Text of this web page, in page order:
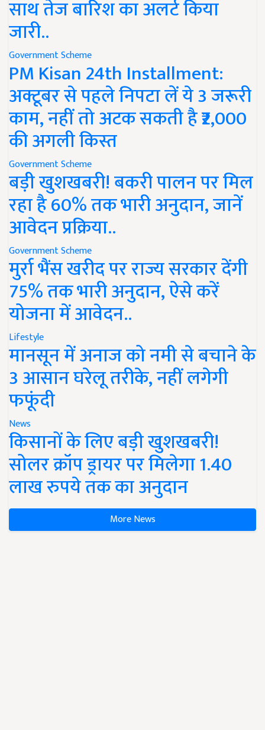
साथ तेज बारिश का अलर्ट किया
जारी..
Government Scheme
PM Kisan 24th Installment:
अक्टूबर से पहले निपटा लें ये 3 जरूरी
काम, नहीं तो अटक सकती है ₹2,000
की अगली किस्त
Government Scheme
बड़ी खुशखबरी! बकरी पालन पर मिल
रहा है 60% तक भारी अनुदान, जानें
आवेदन प्रक्रिया..
Government Scheme
मुर्रा भैंस खरीद पर राज्य सरकार देंगी
75% तक भारी अनुदान, ऐसे करें
योजना में आवेदन..
Lifestyle
मानसून में अनाज को नमी से बचाने के
3 आसान घरेलू तरीके, नहीं लगेगी
फफूंदी
News
किसानों के लिए बड़ी खुशखबरी!
सोलर क्रॉप ड्रायर पर मिलेगा 1.40
लाख रुपये तक का अनुदान
More News